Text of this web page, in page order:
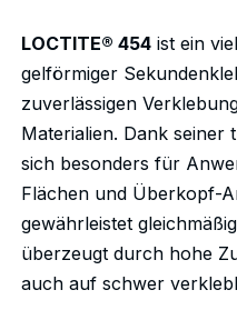
LOCTITE® 454 ist ein
gelförmiger
zuverlässigen
Materialien. Dank seiner
sich besonders für
Flächen und Überkopf-
gewährleistet
überzeugt durch hohe
auch auf schwer